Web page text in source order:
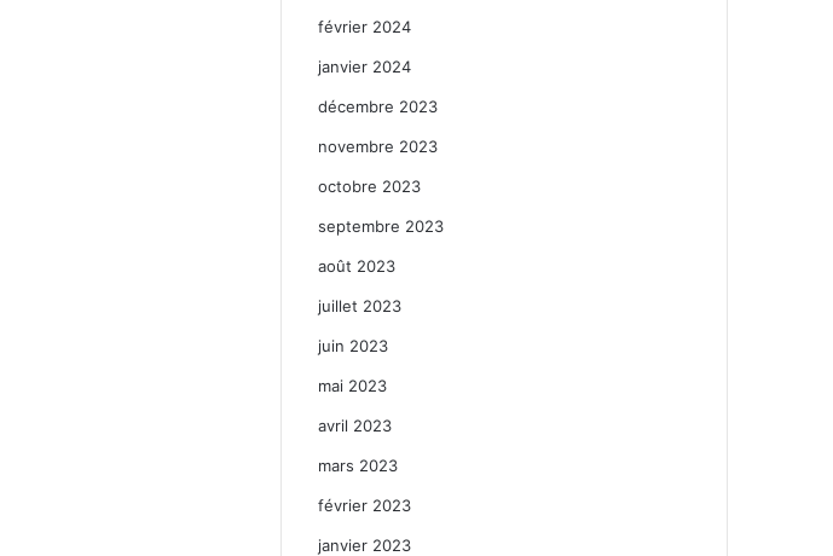
février 2024
janvier 2024
décembre 2023
novembre 2023
octobre 2023
septembre 2023
août 2023
juillet 2023
juin 2023
mai 2023
avril 2023
mars 2023
février 2023
janvier 2023